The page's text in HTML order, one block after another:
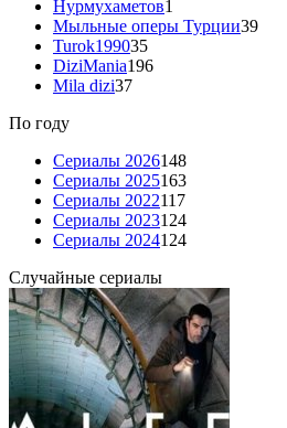
Нурмухаметов1
Мыльные оперы Турции39
Turok199035
DiziMania196
Mila dizi37
По году
Сериалы 2026148
Сериалы 2025163
Сериалы 2022117
Сериалы 2023124
Сериалы 2024124
Случайные сериалы